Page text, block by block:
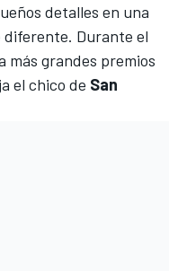
detalles en una
diferente. Durante el
más grandes premios
el chico de San